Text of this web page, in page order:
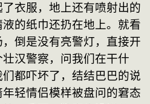
衣服，地上还有喷射出的
的纸巾还扔在地上。就看
倒是没有亮警灯，直接开
汉警察，问我们在干什
都吓坏了，结结巴巴的说
轻情侣模样被盘问的窘态